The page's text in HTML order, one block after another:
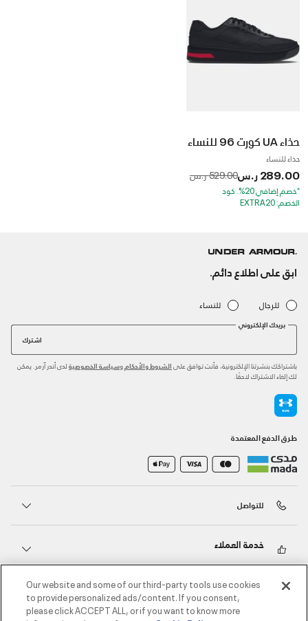
حذاء UA كورت 96 للنساء
حذاء للنساء
289.00 ر.س Price reduced from
529.00 ر.س to
*خصم إضافي 20%. كود
الخصم: EXTRA20
ابق على اطلاع دائم.
للرجال للنساء
بريدك الإلكتروني
اشترك
باشتراكك بنشرتنا الإلكترونية، فأنت توافق على الشروط والأحكام وسياسة الخصوصية لدى أندر آرمر. يمكن
لك إلغاء الاشتراك لاحقًا.
طرق الدفع المعتمدة
للتواصل
خدمة العملاء
حول أندر آرمر
Our website and some of our third-party tools use cookies
to provide personalized ads/content. If you consent,
please click ACCEPT ALL, or if you want to know more